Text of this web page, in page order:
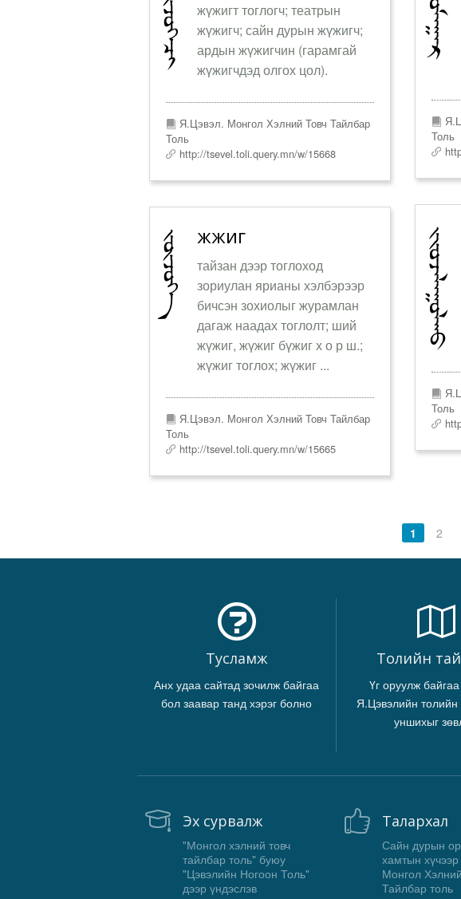
жүжигт тоглогч; театрын
жүжигч; сайн дурын жүжигч;
ардын жүжигчин (гарамгай
жүжигчдэд олгох цол).
Я.Цэвэл. Монгол Хэлний Товч Тайлбар
Толь
http://tsevel.toli.query.mn/w/15668
жүжиг
тайзан дээр тоглоход
зориулан ярианы хэлбэрээр
бичсэн зохиолыг журамлан
дагаж наадах тоглолт; ший
жүжиг, жүжиг бүжиг х о р ш.;
жүжиг тоглох; жүжиг ...
Я.Цэвэл. Монгол Хэлний Товч Тайлбар
Толь
http://tsevel.toli.query.mn/w/15665
Толь
Толь
1 2
Тусламж
Анх удаа сайтад зочилж байгаа
бол заавар танд хэрэг болно
Толийн
Үг оруулж
Я.Цэвэлийн толийн
уншихыг
Эх сурвалж
"Монгол хэлний товч
тайлбар толь" буюу
"Цэвэлийн Ногоон Толь"
дээр үндэслэв
Талархал
Сайн дурын
хамтын хүчээр
Монгол
Тайлбар толь